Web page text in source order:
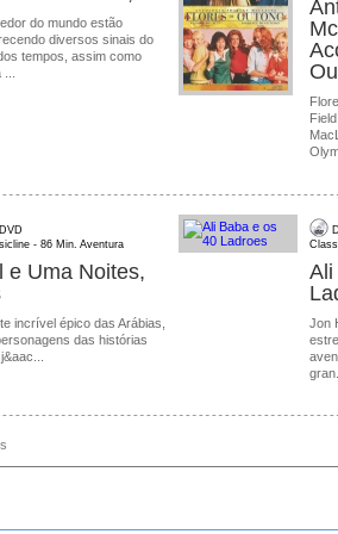
do mundo estão
diversos sinais do
tempos, assim como
- 86 Min. Aventura
e Uma Noites,
incrível épico das Arábias,
das histórias
Ali
Jon